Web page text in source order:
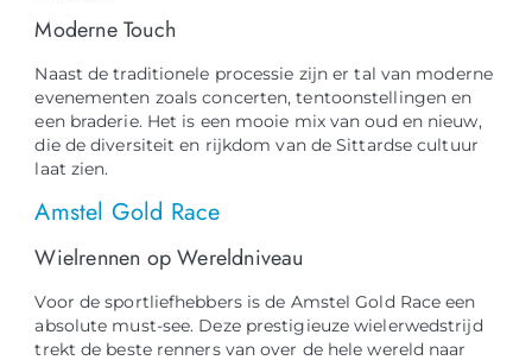
Moderne Touch
Naast de traditionele processie zijn er tal van moderne
evenementen zoals concerten, tentoonstellingen en
een braderie. Het is een mooie mix van oud en nieuw,
die de diversiteit en rijkdom van de Sittardse cultuur
laat zien.
Amstel Gold Race
Wielrennen op Wereldniveau
Voor de sportliefhebbers is de Amstel Gold Race een
absolute must-see. Deze prestigieuze wielerwedstrijd
trekt de beste renners van over de hele wereld naar